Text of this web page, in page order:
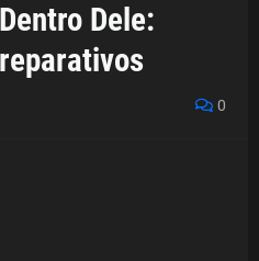
Dele:
0